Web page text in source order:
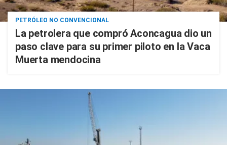
PETRÓLEO NO CONVENCIONAL
La petrolera que compró Aconcagua dio un
paso clave para su primer piloto en la Vaca
Muerta mendocina